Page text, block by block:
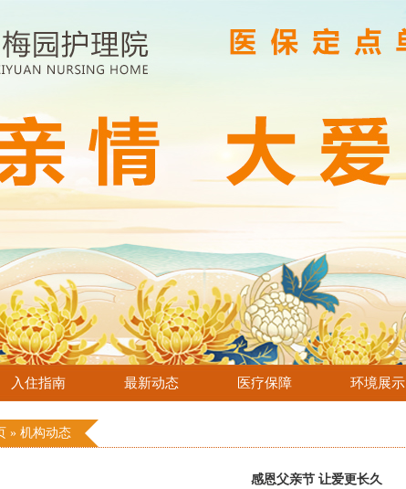
入住指南 最新动态 医疗保障 环境展示
» 机构动态
感恩父亲节 让爱更长久